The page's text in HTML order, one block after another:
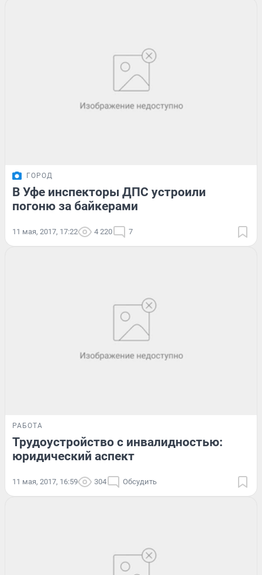
ГОРОД
В Уфе инспекторы ДПС устроили
погоню за байкерами
11 мая, 2017, 17:22 4 220 7
РАБОТА
Трудоустройство с инвалидностью:
юридический аспект
11 мая, 2017, 16:59 304 Обсудить